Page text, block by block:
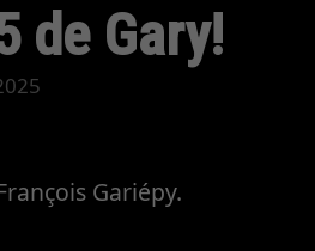
de Gary!
Gariépy.